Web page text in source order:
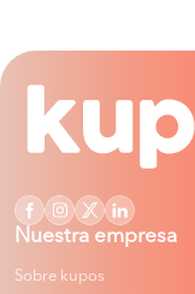
Nuestra empresa
Sobre kupos